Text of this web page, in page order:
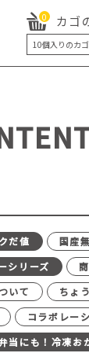
0 カゴ
10個入りのカ
5個入り
20個入り
だ値
国産
シリーズ
いて
ちょ
コラボレー
当にも！冷凍お